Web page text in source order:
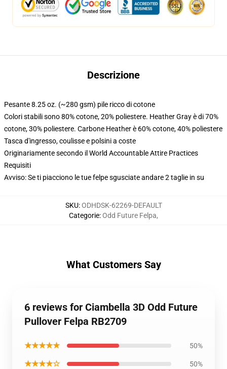
Descrizione
Pesante 8.25 oz. (~280 gsm) pile ricco di cotone
Colori stabili sono 80% cotone, 20% poliestere. Heather Gray è di 70%
cotone, 30% poliestere. Carbone Heather è 60% cotone, 40% poliestere
Tasca d'ingresso, coulisse e polsini a coste
Originariamente secondo il World Accountable Attire Practices
Requisiti
Avviso: Se ti piacciono le tue felpe sgusciate andare 2 taglie in su
SKU:ODHDSK-62269-DEFAULT
Categorie:Odd Future Felpa,
What Customers Say
6 reviews for Ciambella 3D Odd Future
Pullover Felpa RB2709
★★★★★ 50%
★★★★☆ 50%